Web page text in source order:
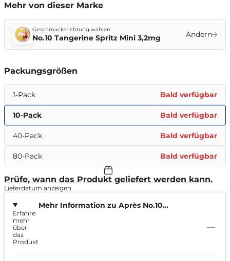
Mehr von dieser Marke
Geschmacksrichtung wählen
No.10 Tangerine Spritz Mini 3,2mg Ändern
Packungsgrößen
1-Pack Bald verfügbar
10-Pack Bald verfügbar
40-Pack Bald verfügbar
80-Pack Bald verfügbar
Prüfe, wann das Produkt geliefert werden kann.
Lieferdatum anzeigen
Mehr Information zu Après No.10
Erfahre
mehr
über
das
Produkt